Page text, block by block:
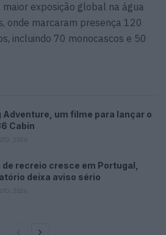
exposição global na água
onde marcaram presença 120
incluindo 70 monocascos e 50
Adventure, um filme para lançar o
Cabin
recreio cresce em Portugal,
deixa aviso sério